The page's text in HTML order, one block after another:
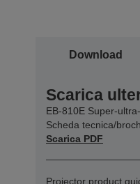
Download
Scarica
EB-810E Super-
Scheda tecnica/
Scarica PDF
Projector product